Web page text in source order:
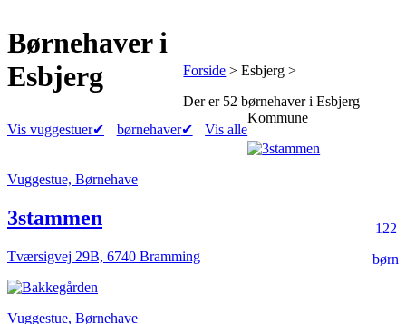
Børnehaveri
Esbjerg
Vis vuggestuer✔ børnehaver✔ Vis alle
Forside > Esbjerg >
Der er 52 børnehaveri Esbjerg
Kommune
Vuggestue, Børnehave
122
børn
3stammen
Tværsigvej 29B, 6740 Bramming
Vuggestue, Børnehave